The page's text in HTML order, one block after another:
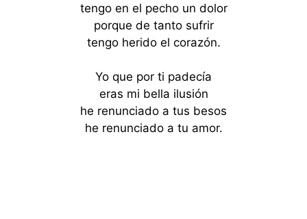
tengo en el pecho un dolor
porque de tanto sufrir
tengo herido el corazón.
Yo que por ti padecía
eras mi bella ilusión
he renunciado a tus besos
he renunciado a tu amor.